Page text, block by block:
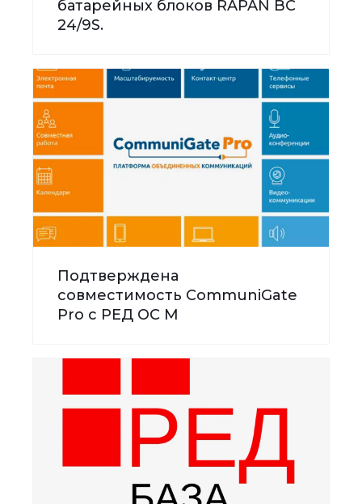
батарейных блоков RAPAN BC
24/9S.
Подтверждена
совместимость CommuniGate
Pro с РЕД ОС М